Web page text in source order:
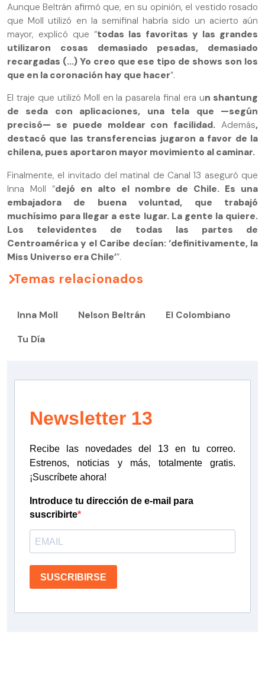
Aunque Beltrán afirmó que, en su opinión, el vestido rosado
que Moll utilizó en la semifinal habría sido un acierto aún
mayor, explicó que “todas las favoritas y las grandes
utilizaron cosas demasiado pesadas, demasiado
recargadas (...) Yo creo que ese tipo de shows son los
que en la coronación hay que hacer”.
El traje que utilizó Moll en la pasarela final era un shantung
de seda con aplicaciones, una tela que —según
precisó— se puede moldear con facilidad. Además,
destacó que las transferencias jugaron a favor de la
chilena, pues aportaron mayor movimiento al caminar.
Finalmente, el invitado del matinal de Canal 13 aseguró que
Inna Moll “dejó en alto el nombre de Chile. Es una
embajadora de buena voluntad, que trabajó
muchísimo para llegar a este lugar. La gente la quiere.
Los televidentes de todas las partes de
Centroamérica y el Caribe decían: ‘definitivamente, la
Miss Universo era Chile’”.
Temas relacionados
Inna Moll Nelson Beltrán El Colombiano
Tu Día
Newsletter 13
Recibe las novedades del 13 en tu correo.
Estrenos, noticias y más, totalmente gratis.
¡Suscríbete ahora!
Introduce tu dirección de e-mail para
suscribirte
SUSCRIBIRSE